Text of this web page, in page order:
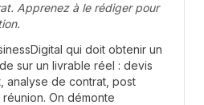
Apprenez à le rédiger pour
qui doit obtenir un
sur un livrable réel : devis
analyse de contrat, post
On démonte